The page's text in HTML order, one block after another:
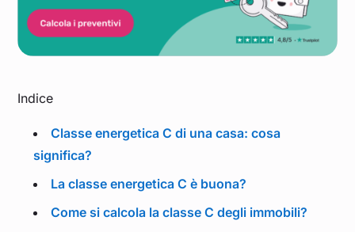
Indice
Classe energetica C di una casa: cosa
significa?
La classe energetica C è buona?
Come si calcola la classe C degli immobili?